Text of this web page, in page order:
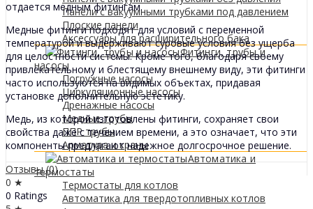
Панели с вакуумными трубками под давлением
Плоские панели
Аксессуары для расширительного бака
Фитинги, трубы и
насосы
Погружные насосы
Циркуляционные насосы
Дренажные насосы
Медные трубы
ППР трубы
Арматура и краны
Автоматика и
термостаты
Термостаты для котлов
Автоматика для твердотопливных котлов
отдается медным фитингам.
Медные фитинги подходят для условий с переменной
температурой и выдерживают суровые условия без ущерба
для целостности системы. Кроме того, благодаря своему
привлекательному и блестящему внешнему виду, эти фитинги
часто используются на видимых объектах, придавая
установке дополнительную эстетику.
Медь, из которой изготовлены фитинги, сохраняет свои
свойства даже с течением времени, а это означает, что эти
компоненты предлагают надежное долгосрочное решение.
Отзывы (0)
0 ★
0 Ratings